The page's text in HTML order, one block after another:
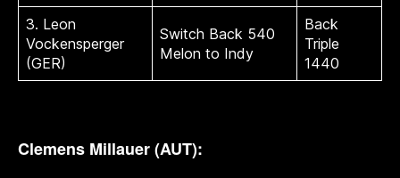
3. Leon
Vockensperger
(GER)
Switch Back 540
Melon to Indy
Back
Triple
1440
Clemens Millauer (AUT):